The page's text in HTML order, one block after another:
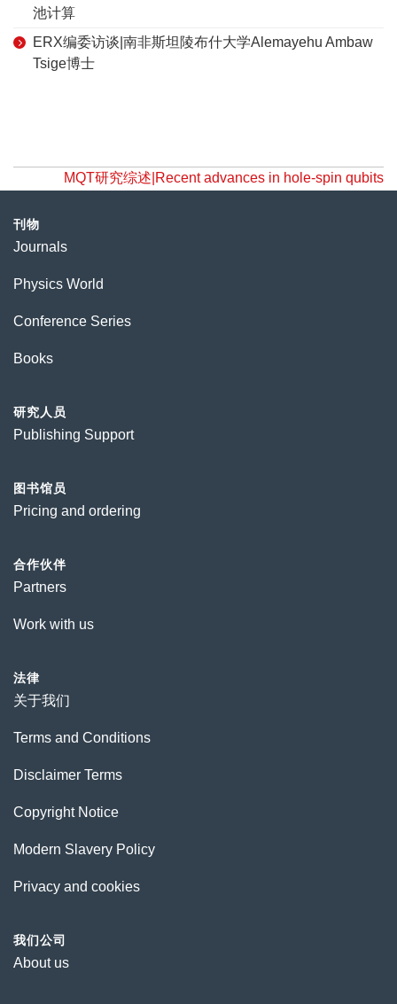
池计算
ERX编委访谈|南非斯坦陵布什大学Alemayehu Ambaw
Tsige博士
MQT研究综述|Recent advances in hole-spin qubits
刊物
Journals
Physics World
Conference Series
Books
研究人员
Publishing Support
图书馆员
Pricing and ordering
合作伙伴
Partners
Work with us
法律
关于我们
Terms and Conditions
Disclaimer Terms
Copyright Notice
Modern Slavery Policy
Privacy and cookies
我们公司
About us